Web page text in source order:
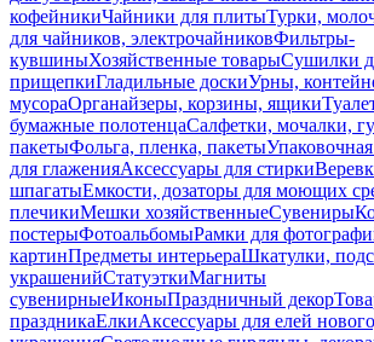
кофейникиЧайники для плитыТурки,
для чайников, электрочайниковФильтры-
кувшиныХозяйственные товарыСушилки
прищепкиГладильные доскиУрны,
мусораОрганайзеры, корзины, ящики
бумажные полотенцаСалфетки, мочалки,
пакетыФольга, пленка, пакетыУпаковочная
для глаженияАксессуары для стирки
шпагатыЕмкости, дозаторы для моющих
плечикиМешки хозяйственныеСувениры
постерыФотоальбомыРамки для
картинПредметы интерьераШкатулки,
украшенийСтатуэткиМагниты
сувенирныеИконыПраздничный декор
праздникаЕлкиАксессуары для елей